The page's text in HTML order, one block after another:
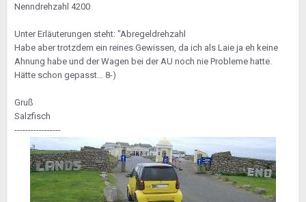
Nenndrehzahl 4200
Unter Erläuterungen steht: "Abregeldrehzahl
Habe aber trotzdem ein reines Gewissen, da ich als Laie ja eh keine
Ahnung habe und der Wagen bei der AU noch nie Probleme hatte.
Hätte schon gepasst... 8-)
Gruß
Salzfisch
-----------------